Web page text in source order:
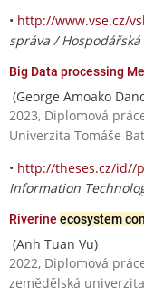
• http://www.vse.cz/
správa /
Big Data processing
(George Amoako
2023, Diplomová
Univerzita Tomáše
• http://theses.cz/id//
Information
Riverine ecosystem
(Anh Tuan Vu)
2022, Diplomová
zemědělská